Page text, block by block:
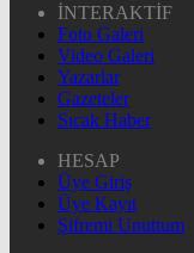
İNTERAKTİF
Foto Galeri
Video Galeri
Yazarlar
Gazeteler
Sıcak Haber
HESAP
Üye Giriş
Üye Kayıt
Şifremi Unuttum